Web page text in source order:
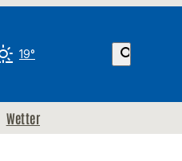
19° search
Wetter